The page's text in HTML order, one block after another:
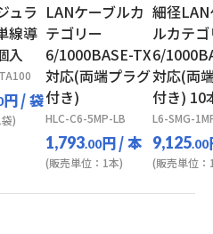
ュラ
線導
入
円/ 袋
)
LANケーブルカ
テゴリー
6/1000BASE-TX
対応(両端プラグ
付き)
HLC-C6-5MP-LB
1,793.00円/ 本
(販売単位：1本)
細径
ルカテ
6/
対応(両
付き) 10
L6-SMG-
9,125.00
(販売単位：